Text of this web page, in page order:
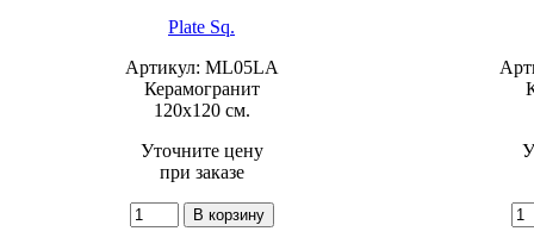
Plate Sq.
Артикул: ML05LA
Керамогранит
120x120 см.
Уточните цену
при заказе